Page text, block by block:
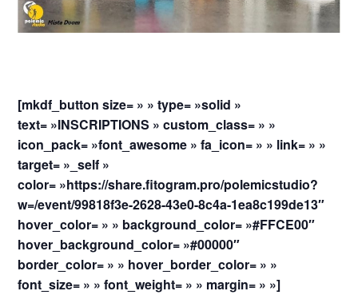
[mkdf_button size= » » type= »solid »
text= »INSCRIPTIONS » custom_class= » »
icon_pack= »font_awesome » fa_icon= » » link= » »
target= »_self »
color= »https://share.fitogram.pro/polemicstudio?
w=/event/99818f3e-2628-43e0-8c4a-1ea8c199de13″
hover_color= » » background_color= »#FFCE00″
hover_background_color= »#00000″
border_color= » » hover_border_color= » »
font_size= » » font_weight= » » margin= » »]